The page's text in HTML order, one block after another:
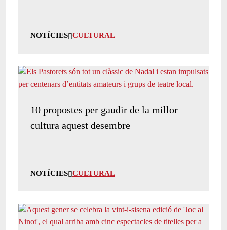
NOTÍCIES CULTURAL
10 propostes per gaudir de la millor
cultura aquest desembre
NOTÍCIES CULTURAL